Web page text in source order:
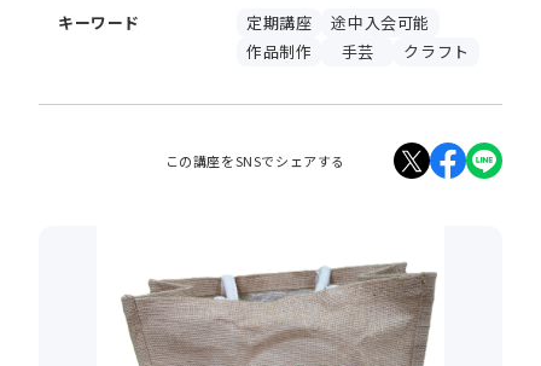
キーワード 定期講座
途中入会可能
作品制作
手芸 クラフト
この講座をSNSでシェアする